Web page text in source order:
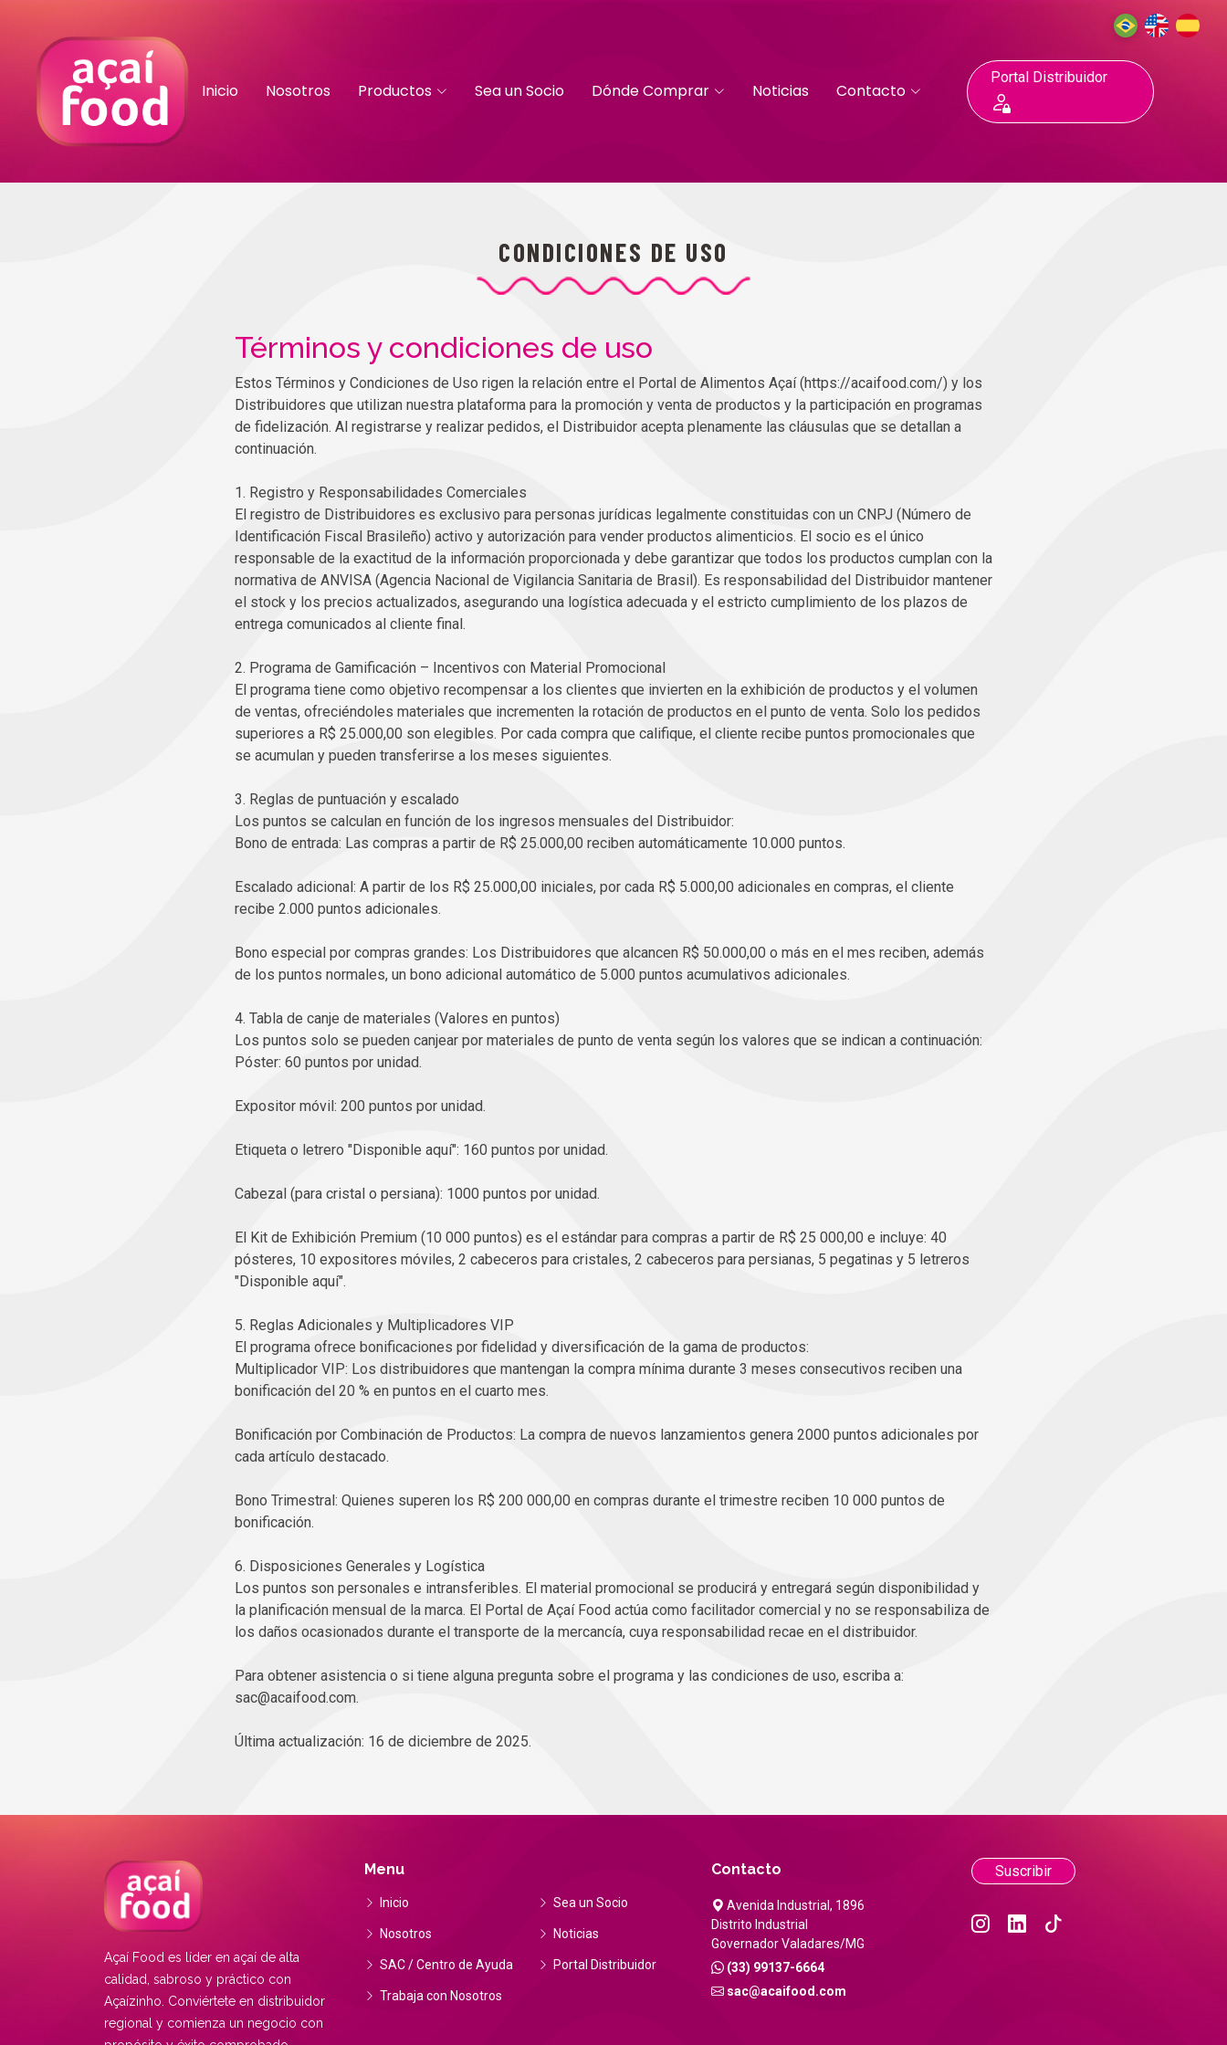
Inicio Nosotros Productos Sea un Socio Dónde Comprar Noticias Contacto
Portal Distribuidor
CONDICIONES DE USO
Términos y condiciones de uso
Estos Términos y Condiciones de Uso rigen la relación entre el Portal de Alimentos Açaí (https://acaifood.com/) y los
Distribuidores que utilizan nuestra plataforma para la promoción y venta de productos y la participación en programas
de fidelización. Al registrarse y realizar pedidos, el Distribuidor acepta plenamente las cláusulas que se detallan a
continuación.
1. Registro y Responsabilidades Comerciales
El registro de Distribuidores es exclusivo para personas jurídicas legalmente constituidas con un CNPJ (Número de
Identificación Fiscal Brasileño) activo y autorización para vender productos alimenticios. El socio es el único
responsable de la exactitud de la información proporcionada y debe garantizar que todos los productos cumplan con la
normativa de ANVISA (Agencia Nacional de Vigilancia Sanitaria de Brasil). Es responsabilidad del Distribuidor mantener
el stock y los precios actualizados, asegurando una logística adecuada y el estricto cumplimiento de los plazos de
entrega comunicados al cliente final.
2. Programa de Gamificación – Incentivos con Material Promocional
El programa tiene como objetivo recompensar a los clientes que invierten en la exhibición de productos y el volumen
de ventas, ofreciéndoles materiales que incrementen la rotación de productos en el punto de venta. Solo los pedidos
superiores a R$ 25.000,00 son elegibles. Por cada compra que califique, el cliente recibe puntos promocionales que
se acumulan y pueden transferirse a los meses siguientes.
3. Reglas de puntuación y escalado
Los puntos se calculan en función de los ingresos mensuales del Distribuidor:
Bono de entrada: Las compras a partir de R$ 25.000,00 reciben automáticamente 10.000 puntos.
Escalado adicional: A partir de los R$ 25.000,00 iniciales, por cada R$ 5.000,00 adicionales en compras, el cliente
recibe 2.000 puntos adicionales.
Bono especial por compras grandes: Los Distribuidores que alcancen R$ 50.000,00 o más en el mes reciben, además
de los puntos normales, un bono adicional automático de 5.000 puntos acumulativos adicionales.
4. Tabla de canje de materiales (Valores en puntos)
Los puntos solo se pueden canjear por materiales de punto de venta según los valores que se indican a continuación:
Póster: 60 puntos por unidad.
Expositor móvil: 200 puntos por unidad.
Etiqueta o letrero "Disponible aquí": 160 puntos por unidad.
Cabezal (para cristal o persiana): 1000 puntos por unidad.
El Kit de Exhibición Premium (10 000 puntos) es el estándar para compras a partir de R$ 25 000,00 e incluye: 40
pósteres, 10 expositores móviles, 2 cabeceros para cristales, 2 cabeceros para persianas, 5 pegatinas y 5 letreros
"Disponible aquí".
5. Reglas Adicionales y Multiplicadores VIP
El programa ofrece bonificaciones por fidelidad y diversificación de la gama de productos:
Multiplicador VIP: Los distribuidores que mantengan la compra mínima durante 3 meses consecutivos reciben una
bonificación del 20 % en puntos en el cuarto mes.
Bonificación por Combinación de Productos: La compra de nuevos lanzamientos genera 2000 puntos adicionales por
cada artículo destacado.
Bono Trimestral: Quienes superen los R$ 200 000,00 en compras durante el trimestre reciben 10 000 puntos de
bonificación.
6. Disposiciones Generales y Logística
Los puntos son personales e intransferibles. El material promocional se producirá y entregará según disponibilidad y
la planificación mensual de la marca. El Portal de Açaí Food actúa como facilitador comercial y no se responsabiliza de
los daños ocasionados durante el transporte de la mercancía, cuya responsabilidad recae en el distribuidor.
Para obtener asistencia o si tiene alguna pregunta sobre el programa y las condiciones de uso, escriba a:
sac@acaifood.com.
Última actualización: 16 de diciembre de 2025.
Açaí Food es líder en açaí de alta
calidad, sabroso y práctico con
Açaízinho. Conviértete en distribuidor
regional y comienza un negocio con
Menu
Inicio
Nosotros
SAC / Centro de Ayuda
Trabaja con Nosotros
Sea un Socio
Noticias
Portal Distribuidor
Contacto
Avenida Industrial, 1896
Distrito Industrial
Governador Valadares/MG
(33) 99137-6664
sac@acaifood.com
Suscribir